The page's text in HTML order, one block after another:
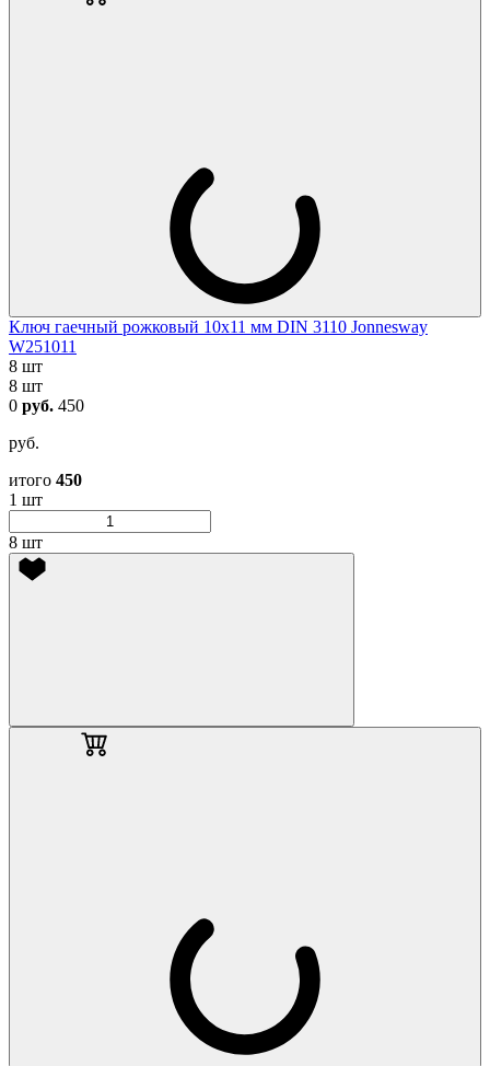
Ключ гаечный рожковый 10х11 мм DIN 3110 Jonnesway
W251011
8 шт
8 шт
0 руб. 450
руб.
итого 450
1 шт
8 шт